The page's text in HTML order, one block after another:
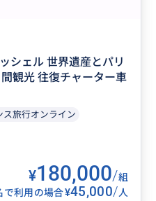
シェル 世界遺産とパリ
観光 往復チャーター車
ス旅行オンライン
¥180,000/組
で利用の場合¥45,000/人